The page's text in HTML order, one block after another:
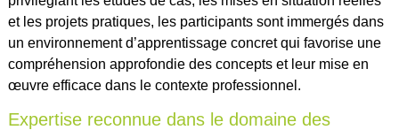
et les projets pratiques, les participants sont immergés dans
un environnement d’apprentissage concret qui favorise une
compréhension approfondie des concepts et leur mise en
œuvre efficace dans le contexte professionnel.
Expertise reconnue dans le domaine des